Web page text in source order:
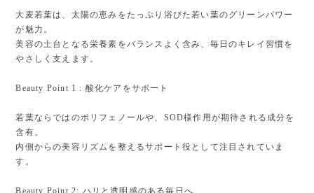
大麦若葉は、太陽の恵みをたっぷり浴びた若い葉のグリーンパワー
が魅力。
美容の土台となる栄養素をバランスよく含み、毎日のキレイ習慣を
やさしく支えます。
Beauty Point 1 : 酸化ケアをサポート
若葉ならではのポリフェノールや、SOD様作用が期待される成分を
含有。
内側からの美容リズムを整えるサポート役として注目されていま
す。
Beauty Point 2: ハリと透明感のある毎日へ